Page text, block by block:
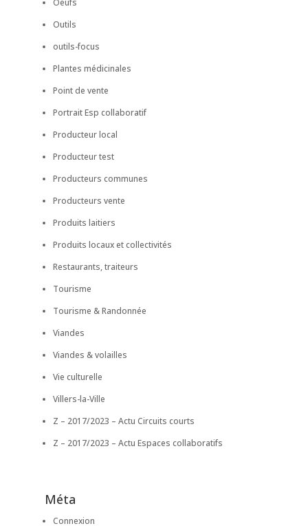
Oeufs
Outils
outils-focus
Plantes médicinales
Point de vente
Portrait Esp collaboratif
Producteur local
Producteur test
Producteurs communes
Producteurs vente
Produits laitiers
Produits locaux et collectivités
Restaurants, traiteurs
Tourisme
Tourisme & Randonnée
Viandes
Viandes & volailles
Vie culturelle
Villers-la-Ville
Z – 2017/2023 – Actu Circuits courts
Z – 2017/2023 – Actu Espaces collaboratifs
Méta
Connexion